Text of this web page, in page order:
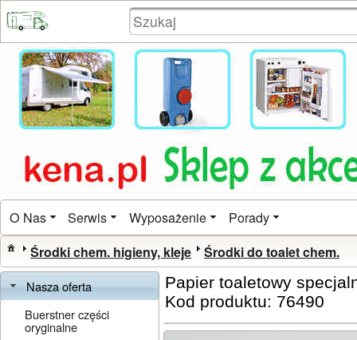
O Nas Serwis Wyposażenie Porady
Środki chem. higieny, kleje Środki do toalet chem.
Nasza oferta
Buerstner części
oryginalne
Papier toaletowy
Kod produktu: 76490